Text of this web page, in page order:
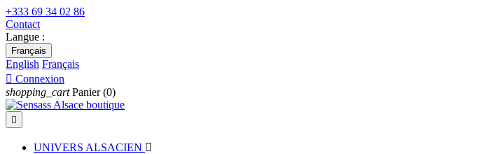
+333 69 34 02 86
Contact
Langue :
Français
English Français
 Connexion
shopping_cart Panier (0)

UNIVERS ALSACIEN 